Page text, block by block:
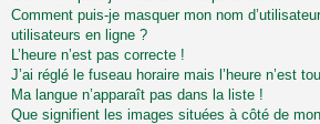
Comment puis-je masquer mon nom
utilisateurs en ligne ?
L’heure n’est pas correcte !
J’ai réglé le fuseau horaire mais l’heure n’est
Ma langue n’apparaît pas dans la liste !
Que signifient les images situées à côté de